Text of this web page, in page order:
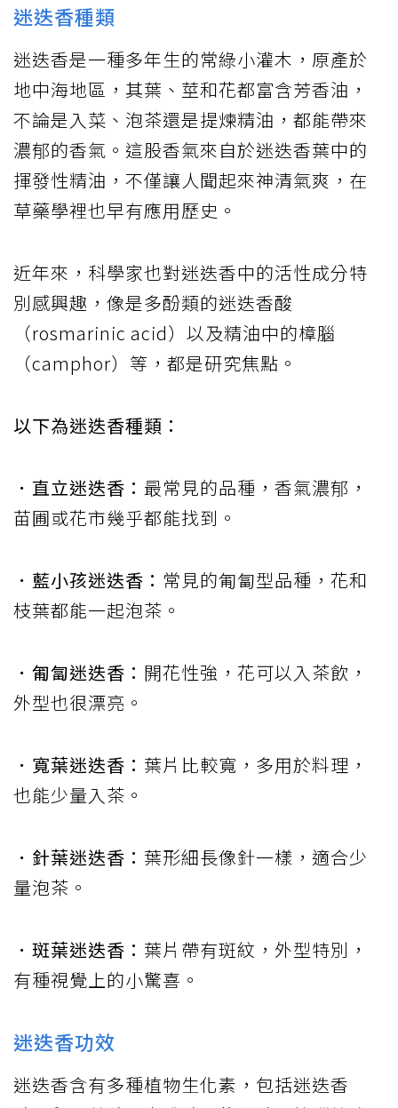
迷迭香種類
迷迭香是一種多年生的常綠小灌木，原產於
地中海地區，其葉、莖和花都富含芳香油，
不論是入菜、泡茶還是提煉精油，都能帶來
濃郁的香氣。這股香氣來自於迷迭香葉中的
揮發性精油，不僅讓人聞起來神清氣爽，在
草藥學裡也早有應用歷史。
近年來，科學家也對迷迭香中的活性成分特
別感興趣，像是多酚類的迷迭香酸
（rosmarinic acid）以及精油中的樟腦
（camphor）等，都是研究焦點。
以下為迷迭香種類：
．直立迷迭香： 最常見的品種，香氣濃郁，
苗圃或花市幾乎都能找到。
．藍小孩迷迭香： 常見的匍匐型品種，花和
枝葉都能一起泡茶。
．匍匐迷迭香： 開花性強，花可以入茶飲，
外型也很漂亮。
．寬葉迷迭香： 葉片比較寬，多用於料理，
也能少量入茶。
．針葉迷迭香： 葉形細長像針一樣，適合少
量泡茶。
．斑葉迷迭香： 葉片帶有斑紋，外型特別，
有種視覺上的小驚喜。
迷迭香功效
迷迭香含有多種植物生化素，包括迷迭香